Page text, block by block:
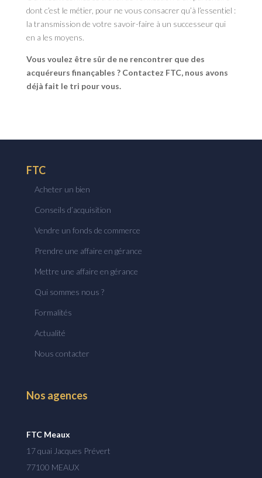
dont c’est le métier, pour ne vous consacrer qu’à l’essentiel :
la transmission de votre savoir-faire à un successeur qui
en a les moyens.
Vous voulez être sûr de ne rencontrer que des
acquéreurs finançables ? Contactez FTC, nous avons
déjà fait le tri pour vous.
FTC
Acheter un bien
Conseils d’acquisition
Vendre un fonds de commerce
Prendre une affaire en gérance
Mettre une affaire en gérance
Qui sommes nous ?
Formalités
Actualité
Nous contacter
Nos agences
FTC Meaux
17 quai Jacques Prévert
77100 MEAUX